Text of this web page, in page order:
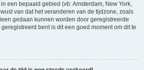
een bepaald gebied (vb: Amsterdam, New York,
van dat het veranderen van de tijdzone, zoals
gedaan kunnen worden door geregistreerde
bent is dit een goed moment om dit te